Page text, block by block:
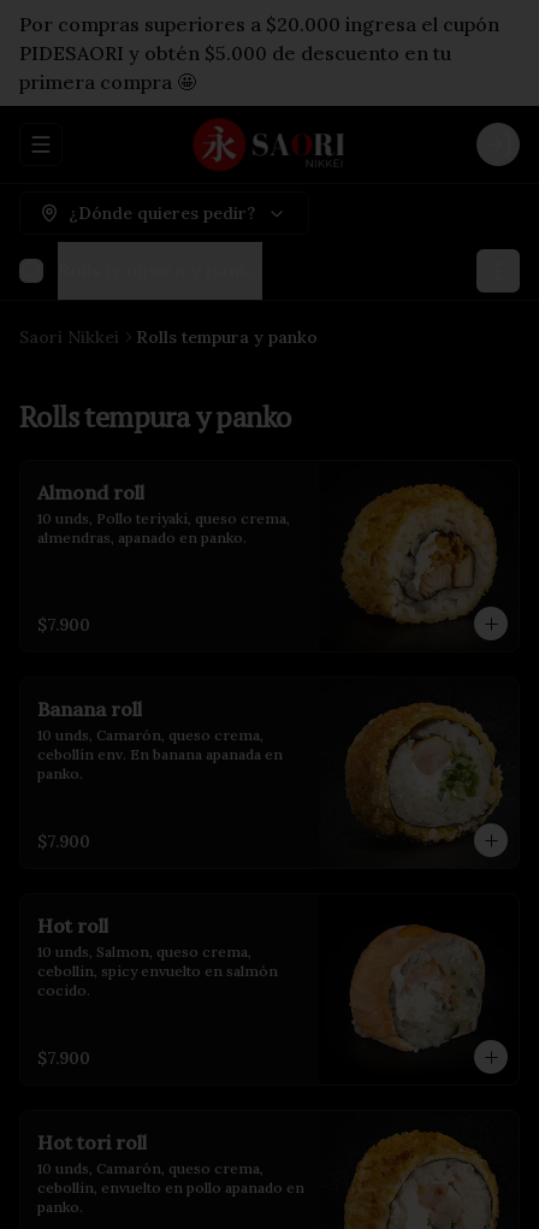
Por compras superiores a $20.000 ingresa el cupón
PIDESAORI y obtén $5.000 de descuento en tu
primera compra 🤩
Abrir menu de navegación
¿Dónde quieres pedir?
Saori Nikkei Rolls tempura y panko
Rolls tempura y panko
Almond roll
10 unds, Pollo teriyaki, queso crema,
almendras, apanado en panko.
$7.900
Banana roll
10 unds, Camarón, queso crema,
cebollín env. En banana apanada en
panko.
$7.900
Hot roll
10 unds, Salmon, queso crema,
cebollin, spicy envuelto en salmón
cocido.
$7.900
Hot tori roll
10 unds, Camarón, queso crema,
cebollin, envuelto en pollo apanado en
panko.